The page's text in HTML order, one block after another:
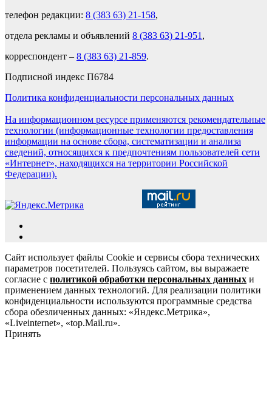
телефон редакции: 8 (383 63) 21-158,
отдела рекламы и объявлений 8 (383 63) 21-951 ,
корреспондент – 8 (383 63) 21-859.
Подписной индекс П6784
Политика конфиденциальности персональных данных
На информационном ресурсе применяются рекомендательные
технологии (информационные технологии предоставления
информации на основе сбора, систематизации и анализа
сведений, относящихся к предпочтениям пользователей сети
«Интернет», находящихся на территории Российской
Федерации).
Сайт использует файлы Cookie и сервисы сбора технических
параметров посетителей. Пользуясь сайтом, вы выражаете
согласие с политикой обработки персональных данных и
применением данных технологий. Для реализации политики
конфиденциальности используются программные средства
сбора обезличенных данных: «Яндекс.Метрика»,
«Liveinternet», «top.Mail.ru».
Принять